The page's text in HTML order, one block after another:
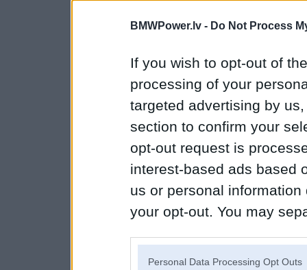
BMWPower.lv - Do Not Process
If you wish to opt-out of
processing of your
targeted advertising by
section to confirm your
opt-out request is
interest-based ads based
us or personal
your opt-out. You may
Personal Data Processing Opt Outs